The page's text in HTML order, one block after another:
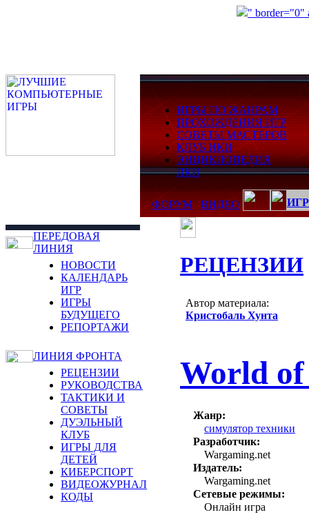
" border="0"
ИГРЫ ПО ЖАНРАМ
ПРОХОЖДЕНИЯ ИГР
СОВЕТЫ МАСТЕРОВ
КЛУБ ИКИ
ЭНЦИКЛОПЕДИЯ
ЛКИ
ФОРУМ ВИДЕО
ПЕРЕДОВАЯ
ЛИНИЯ
НОВОСТИ
КАЛЕНДАРЬ
ИГР
ИГРЫ
БУДУЩЕГО
РЕПОРТАЖИ
ЛИНИЯ ФРОНТА
РЕЦЕНЗИИ
РУКОВОДСТВА
ТАКТИКИ И
СОВЕТЫ
ДУЭЛЬНЫЙ
КЛУБ
ИГРЫ ДЛЯ
ДЕТЕЙ
КИБЕРСПОРТ
ВИДЕОЖУРНАЛ
КОДЫ
РЕЦЕНЗИИ
Автор материала:
Кристобаль Хунта
World of
Жанр:
симулятор техники
Разработчик:
Wargaming.net
Издатель:
Wargaming.net
Сетевые режимы:
Онлайн игра